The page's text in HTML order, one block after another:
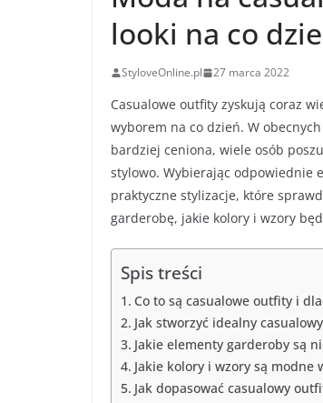
looki na co
StyloveOnline.pl 27 marca 2022
Casualowe outfity zyskują coraz
wyborem na co dzień. W
bardziej ceniona, wiele osób
stylowo. Wybierając odpowiednie
praktyczne stylizacje, które
garderobę, jakie kolory i wzory
Spis treści
Co to są casualowe outfity i
Jak stworzyć idealny
Jakie elementy garderoby są
Jakie kolory i wzory są modne
Jak dopasować casualowy